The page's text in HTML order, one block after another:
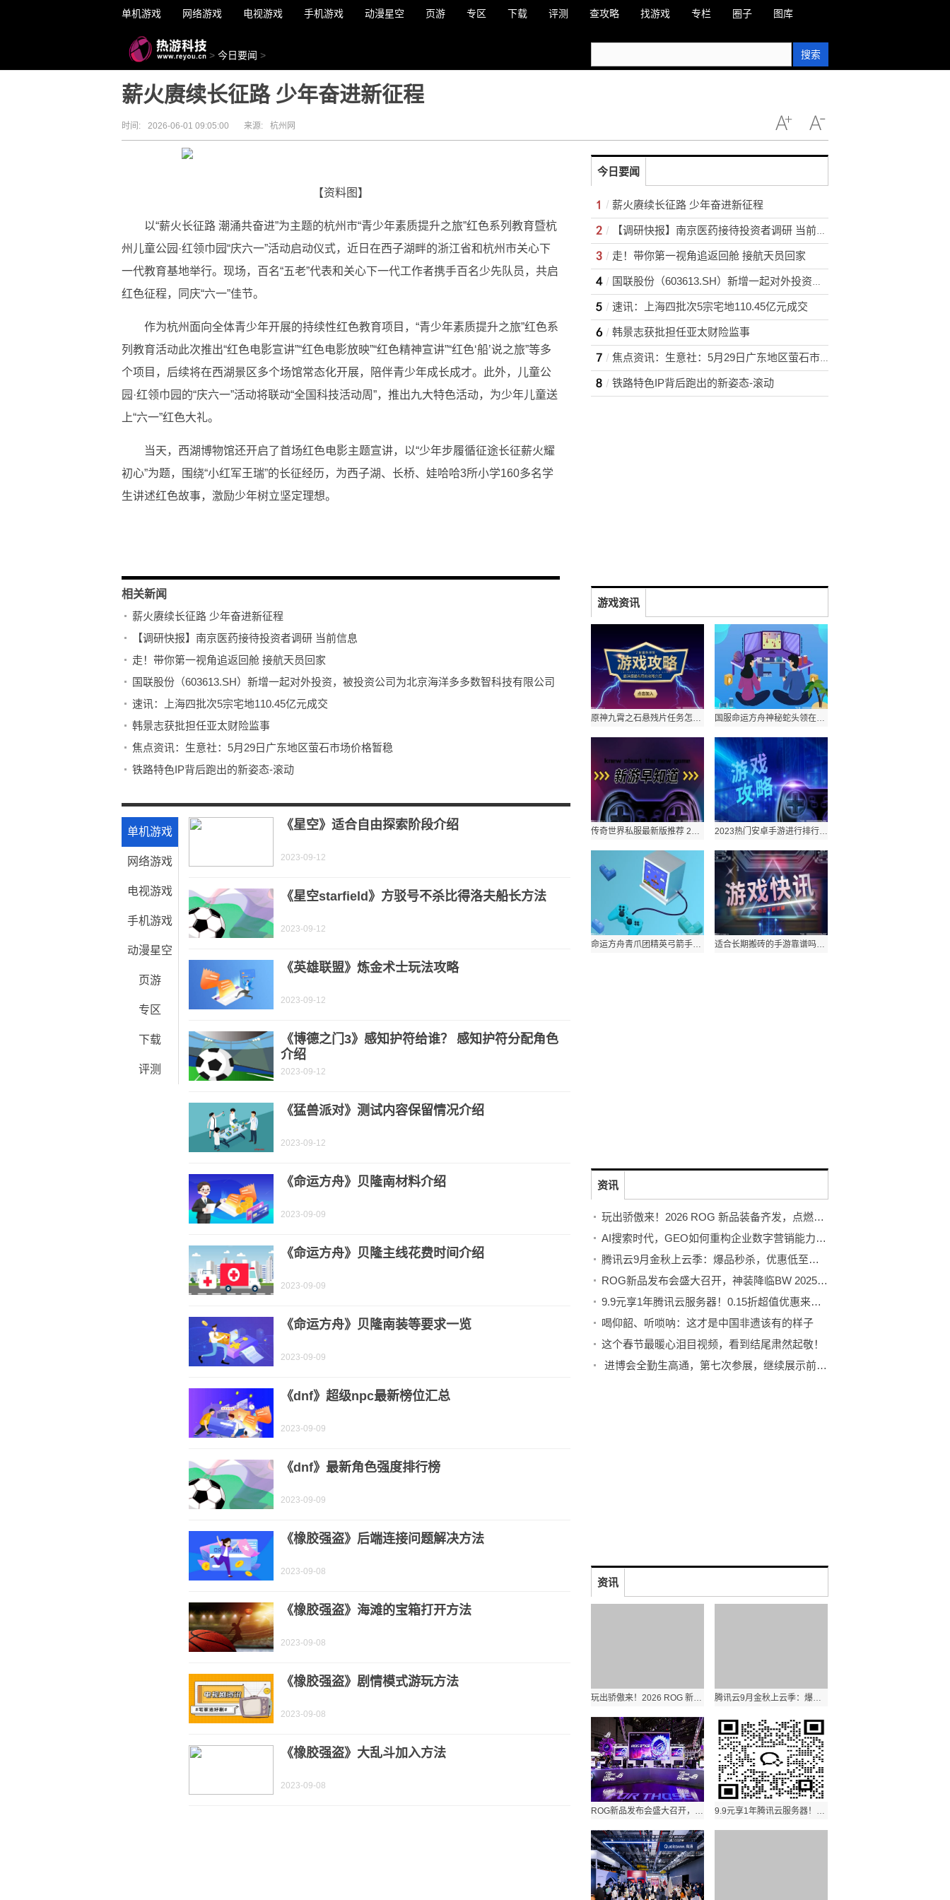
单机游戏 网络游戏 电视游戏 手机游戏 动漫星空 页游 专区 下载 评测 查攻略 找游戏 专栏 圈子 图库
> 今日要闻 > 搜索
薪火赓续长征路 少年奋进新征程
时间: 2026-06-01 09:05:00 来源: 杭州网
【资料图】
以“薪火长征路 潮涌共奋进”为主题的杭州市“青少年素质提升之旅”红色系列教育暨杭
州儿童公园·红领巾园“庆六一”活动启动仪式，近日在西子湖畔的浙江省和杭州市关心下
一代教育基地举行。现场，百名“五老”代表和关心下一代工作者携手百名少先队员，共启
红色征程，同庆“六一”佳节。
作为杭州面向全体青少年开展的持续性红色教育项目，“青少年素质提升之旅”红色系
列教育活动此次推出“红色电影宣讲”“红色电影放映”“红色精神宣讲”“红色‘船’说之旅”等多
个项目，后续将在西湖景区多个场馆常态化开展，陪伴青少年成长成才。此外，儿童公
园·红领巾园的“庆六一”活动将联动“全国科技活动周”，推出九大特色活动，为少年儿童送
上“六一”红色大礼。
当天，西湖博物馆还开启了首场红色电影主题宣讲，以“少年步履循征途长征薪火耀
初心”为题，围绕“小红军王瑞”的长征经历，为西子湖、长桥、娃哈哈3所小学160多名学
生讲述红色故事，激励少年树立坚定理想。
相关新闻
薪火赓续长征路 少年奋进新征程
【调研快报】南京医药接待投资者调研 当前信息
走！带你第一视角追返回舱 接航天员回家
国联股份（603613.SH）新增一起对外投资，被投资公司为北京海洋多多数智科技有限公司
速讯：上海四批次5宗宅地110.45亿元成交
韩景志获批担任亚太财险监事
焦点资讯：生意社：5月29日广东地区萤石市场价格暂稳
铁路特色IP背后跑出的新姿态-滚动
单机游戏
网络游戏
电视游戏
手机游戏
动漫星空
页游
专区
下载
评测
《星空》适合自由探索阶段介绍
2023-09-12
《星空starfield》方驳号不杀比得洛夫船长方法
2023-09-12
《英雄联盟》炼金术士玩法攻略
2023-09-12
《博德之门3》感知护符给谁？ 感知护符分配角色
介绍
2023-09-12
《猛兽派对》测试内容保留情况介绍
2023-09-12
《命运方舟》贝隆南材料介绍
2023-09-09
《命运方舟》贝隆主线花费时间介绍
2023-09-09
《命运方舟》贝隆南装等要求一览
2023-09-09
《dnf》超级npc最新榜位汇总
2023-09-09
《dnf》最新角色强度排行榜
2023-09-09
《橡胶强盗》后端连接问题解决方法
2023-09-08
《橡胶强盗》海滩的宝箱打开方法
2023-09-08
《橡胶强盗》剧情模式游玩方法
2023-09-08
《橡胶强盗》大乱斗加入方法
2023-09-08
今日要闻
薪火赓续长征路 少年奋进新征程
【调研快报】南京医药接待投资者调研 当前信息
走！带你第一视角追返回舱 接航天员回家
国联股份（603613.SH）新增一起对外投资，被投资公司为北京海洋多多数智科技有限公司
速讯：上海四批次5宗宅地110.45亿元成交
韩景志获批担任亚太财险监事
焦点资讯：生意社：5月29日广东地区萤石市场价格暂稳
铁路特色IP背后跑出的新姿态-滚动
游戏资讯
原神九霄之石悬残片任务怎么接 原神找村长怎么触发不了原因有哪些？ 国服命运方舟神秘蛇头领在哪 命运方舟什么时间全面开放？
传奇世界私服最新版推荐 2023仙侠游戏精选有哪些？ 2023热门安卓手游进行排行的方法有哪些？目前最火热的人气手游top10介绍
命运方舟青爪团精英弓箭手位置介绍 命运方舟搬砖一小时多少钱？ 适合长期搬砖的手游靠谱吗？适合一个人长期玩的手游安卓的分享
资讯
玩出骄傲来！2026 ROG 新品装备齐发，点燃羊城电竞狂欢夜
AI搜索时代，GEO如何重构企业数字营销能力边界
腾讯云9月金秋上云季：爆品秒杀，优惠低至骨折价，概泽科技限时回馈！
ROG新品发布会盛大召开，神装降临BW 2025，燃爆全场
9.9元享1年腾讯云服务器！0.15折超值优惠来袭，概泽科技限时回馈！
喝仰韶、听唢呐：这才是中国非遗该有的样子
这个春节最暖心泪目视频，看到结尾肃然起敬！
​ 进博会全勤生高通，第七次参展，继续展示前沿5G+AI技术
资讯
玩出骄傲来！2026 ROG 新品装备齐发，点燃羊城电竞狂欢夜 腾讯云9月金秋上云季：爆品秒杀，优惠低至骨折价，概泽科技限时回馈！
ROG新品发布会盛大召开，神装降临BW 2025，燃爆全场 9.9元享1年腾讯云服务器！0.15折超值优惠来袭，概泽科技限时回馈！